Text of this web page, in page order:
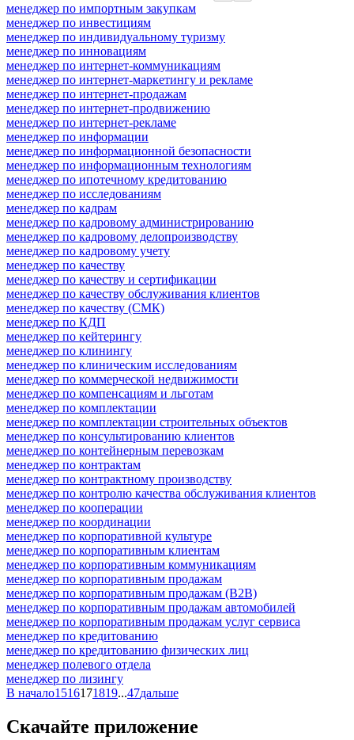
менеджер по импортным закупкам
менеджер по инвестициям
менеджер по индивидуальному туризму
менеджер по инновациям
менеджер по интернет-коммуникациям
менеджер по интернет-маркетингу и рекламе
менеджер по интернет-продажам
менеджер по интернет-продвижению
менеджер по интернет-рекламе
менеджер по информации
менеджер по информационной безопасности
менеджер по информационным технологиям
менеджер по ипотечному кредитованию
менеджер по исследованиям
менеджер по кадрам
менеджер по кадровому администрированию
менеджер по кадровому делопроизводству
менеджер по кадровому учету
менеджер по качеству
менеджер по качеству и сертификации
менеджер по качеству обслуживания клиентов
менеджер по качеству (СМК)
менеджер по КДП
менеджер по кейтерингу
менеджер по клинингу
менеджер по клиническим исследованиям
менеджер по коммерческой недвижимости
менеджер по компенсациям и льготам
менеджер по комплектации
менеджер по комплектации строительных объектов
менеджер по консультированию клиентов
менеджер по контейнерным перевозкам
менеджер по контрактам
менеджер по контрактному производству
менеджер по контролю качества обслуживания клиентов
менеджер по кооперации
менеджер по координации
менеджер по корпоративной культуре
менеджер по корпоративным клиентам
менеджер по корпоративным коммуникациям
менеджер по корпоративным продажам
менеджер по корпоративным продажам (B2B)
менеджер по корпоративным продажам автомобилей
менеджер по корпоративным продажам услуг сервиса
менеджер по кредитованию
менеджер по кредитованию физических лиц
менеджер полевого отдела
менеджер по лизингу
В начало1516171819...47дальше
Скачайте приложение